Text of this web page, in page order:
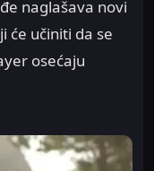
naglašava novi
će učiniti da se
osećaju